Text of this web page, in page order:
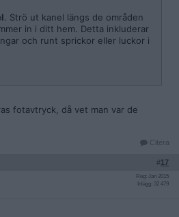
. Strö ut kanel längs de områden
in i ditt hem. Detta inkluderar
och runt sprickor eller luckor i
fotavtryck, då vet man var de
Citera
#17
Reg: Jan 2015
Inlägg: 32 479